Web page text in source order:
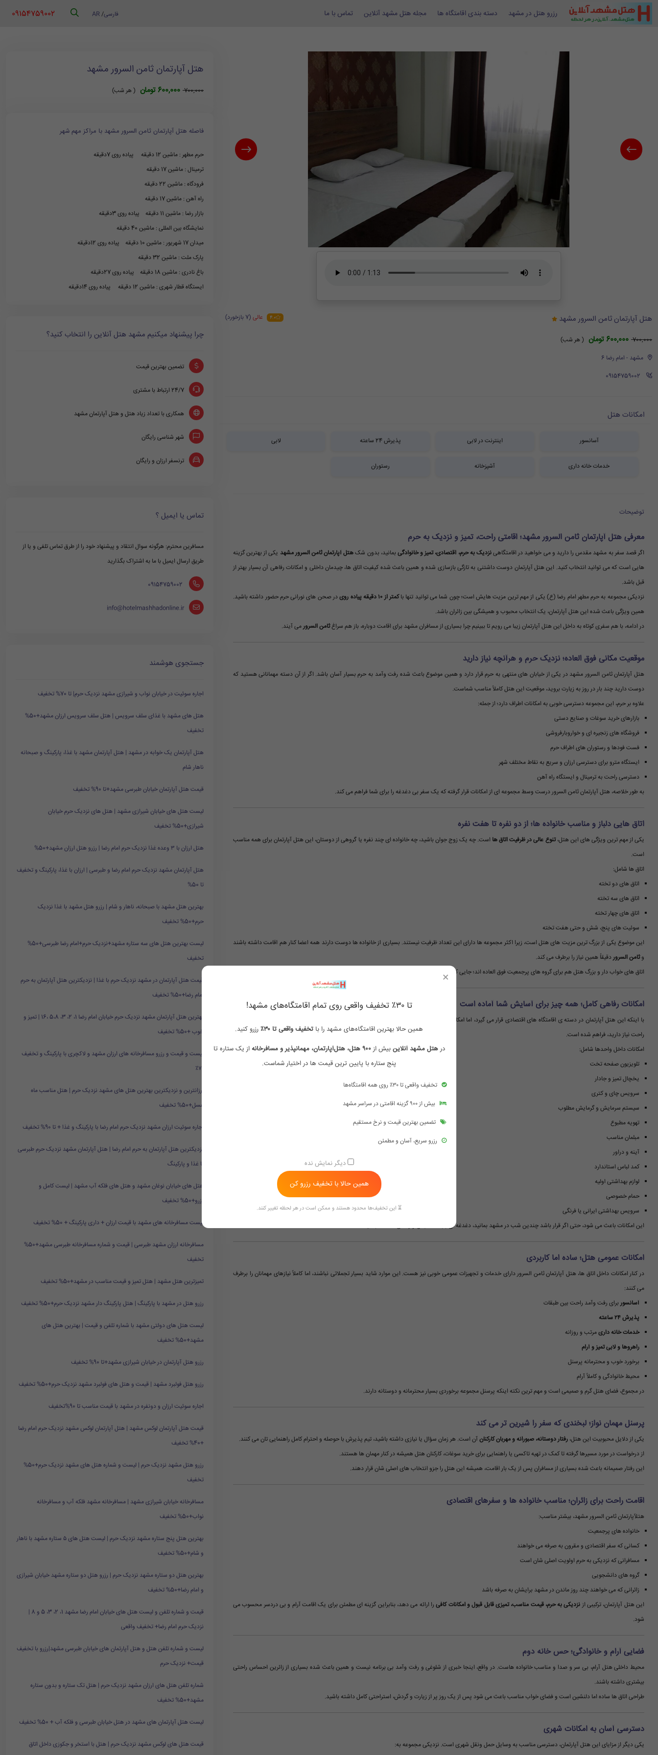
رزرو هتل در مشهد دسته بندی اقامتگاه ها مجله هتل مشهد آنلاین تماس با ما فارسی/
AR
‪ 09154759002
هتل آپارتمان ثامن السرور مشهد
700,000 600,000 تومان
( هر شب)
مشهد - امام رضا 6
‪ 09154759002
4.0 عالی (7 بازخورد)
امکانات هتل
آسانسور اینترنت در لابی پذیرش 24 ساعته لابی
خدمات خانه داری آشپزخانه رستوران
توضیحات
معرفی هتل آپارتمان ثامن السرور مشهد؛ اقامتی راحت، تمیز و نزدیک به حرم
اگر قصد سفر به مشهد مقدس را دارید و می خواهید در اقامتگاهینزدیک به حرم، اقتصادی، تمیز و خانوادگی بمانید، بدون شکهتل آپارتمان ثامن السرور مشهد یکی از بهترین گزینه
هایی است که می توانید انتخاب کنید. این هتل آپارتمان دوست داشتنی به تازگی بازسازی شده و همین باعث شده کیفیت اتاق ها، چیدمان داخلی و امکانات رفاهی آن بسیار بهتر از
قبل باشد.
نزدیکی مجموعه به حرم مطهر امام رضا (ع) یکی از مهم ترین مزیت هایش است؛ چون شما می توانید تنها باکمتر از ۱۰ دقیقه پیاده روی
در صحن های نورانی حرم حضور داشته باشید.
همین ویژگی باعث شده این هتل آپارتمان، یک انتخاب محبوب و همیشگی بین زائران باشد.
در ادامه، با هم سفری کوتاه به داخل این هتل آپارتمان زیبا می رویم تا ببینیم چرا بسیاری از مسافران مشهد برای اقامت دوباره، باز هم سراغثامن السرورمی آیند.
موقعیت مکانی فوق العاده؛ نزدیک حرم و هرآنچه نیاز دارید
هتل آپارتمان ثامن السرور مشهد در یکی از خیابان های منتهی به حرم قرار دارد و همین موضوع باعث شده رفت وآمد به حرم بسیار آسان باشد. اگر از آن دسته مهمانانی هستید که
دوست دارید چند بار در روز به زیارت بروید، موقعیت این هتل کاملاً مناسب شماست.
علاوه بر حرم، این مجموعه دسترسی خوبی به امکانات اطراف دارد؛ از جمله:
بازارهای خرید سوغات و صنایع دستی
فروشگاه های زنجیره ای و خواروبارفروشی
فست فودها و رستوران های اطراف حرم
ایستگاه مترو برای دسترسی ارزان و سریع به نقاط مختلف شهر
دسترسی راحت به ترمینال و ایستگاه راه آهن
به طور خلاصه، هتل آپارتمان ثامن السرور درست وسط مجموعه ای از امکانات قرار گرفته که یک سفر بی دغدغه را برای شما فراهم می کند.
اتاق هایی دلباز و مناسب خانواده ها؛ از دو نفره تا هفت نفره
یکی از مهم ترین ویژگی های این هتل،تنوع عالی در ظرفیت اتاق ها است. چه یک زوج جوان باشید، چه خانواده ای چند نفره یا گروهی از دوستان، این هتل آپارتمان برای همه مناسب
است.
اتاق ها شامل:
اتاق های دو تخته
اتاق های سه تخته
اتاق های چهار تخته
سوئیت های پنج، شش و حتی هفت تخته
این موضوع یکی از بزرگ ترین مزیت های هتل است، زیرا اکثر مجموعه ها دارای این تعداد ظرفیت نیستند. بسیاری از خانواده ها دوست دارند همه اعضا کنار هم اقامت داشته باشند
وثامن السروردقیقاً همین نیاز را برطرف می کند.
اتاق های خواب دار و بزرگ هتل هم برای گروه های پرجمعیت فوق العاده اند؛ جایی که با هم بودن، راحت و لذت بخش تر می شود.
امکانات رفاهی کامل؛ همه چیز برای آسایش شما آماده است
با اینکه این هتل آپارتمان در دسته ی اقامتگاه های اقتصادی قرار می گیرد، اما امکانات رفاهی آن کاملاً استاندارد و مناسب است. در هر اتاق تقریباً تمام چیزهایی که برای یک اقامت
راحت نیاز دارید، فراهم شده است.
امکانات داخل واحدها شامل:
تلویزیون صفحه تخت
یخچال تمیز و جادار
سرویس چای و کتری
سیستم سرمایش و گرمایش مطلوب
تهویه مطبوع
مبلمان مناسب
آینه و دراور
کمد لباس استاندارد
لوازم بهداشتی اولیه
حمام خصوصی
سرویس بهداشتی ایرانی یا فرنگی
این امکانات باعث می شود، حتی اگر قرار باشد چندین شب در مشهد بمانید، دغدغه ای بابت آسایش و راحتی نداشته باشید.
امکانات عمومی هتل؛ ساده اما کاربردی
در کنار امکانات داخل اتاق ها، هتل آپارتمان ثامن السرور دارای خدمات و تجهیزات عمومی خوبی نیز هست. این موارد شاید بسیار تجملاتی نباشند، اما کاملاً نیازهای مهمانان را برطرف
می کنند:
آسانسوربرای رفت وآمد راحت بین طبقات
پذیرش ۲۴ ساعته
خدمات خانه داریمرتب و روزانه
راهروها و لابی تمیز و آرام
برخورد خوب و محترمانه پرسنل
محیط خانوادگی و کاملاً آرام
در مجموع، فضای هتل گرم و صمیمی است و مهم ترین نکته اینکه پرسنل مجموعه برخوردی بسیار محترمانه و دوستانه دارند.
پرسنل مهمان نواز؛ لبخندی که سفر را شیرین تر می کند
یکی از دلایل محبوبیت این هتل، رفتار دوستانه، صبورانه و مهربان کارکنانآن است. هر زمان سؤال یا نیازی داشته باشید، تیم پذیرش با حوصله و احترام کامل راهنمایی تان می کنند.
از درخواست در مورد مسیرها گرفته تا کمک در تهیه تاکسی یا راهنمایی برای خرید سوغات، کارکنان هتل همیشه در کنار مهمان ها هستند.
این رفتار صمیمانه باعث شده بسیاری از مسافران پس از یک بار اقامت، همیشه این هتل را جزو انتخاب های اصلی شان قرار دهند.
اقامت راحت برای زائران؛ مناسب خانواده ها و سفرهای اقتصادی
هتلآپارتمان ثامن السرور مشهد، بیشتر مناسب:
خانواده های پرجمعیت
کسانی که سفر اقتصادی و مقرون به صرفه می خواهند
مسافرانی که نزدیکی به حرم اولویت اصلی شان است
گروه های دانشجویی
زائرانی که می خواهند چند روز ماندن در مشهد برایشان به صرفه باشد
این هتل آپارتمان، ترکیبی ازنزدیکی به حرم، قیمت مناسب، تمیزی قابل قبول و امکانات کافیرا ارائه می دهد، بنابراین گزینه ای مطمئن برای یک اقامت آرام و بی دردسر محسوب می
شود.
فضایی آرام و خانوادگی؛ حس خانه دوم
محیط داخلی هتل آرام، بی سر و صدا و مناسب خانواده هاست. در واقع، اینجا خبری از شلوغی و رفت وآمد بی برنامه نیست و همین باعث شده بسیاری از زائرین احساس راحتی
بیشتری داشته باشند.
طراحی اتاق ها ساده اما دلنشین است و فضای خواب مناسب باعث می شود پس از یک روز پر از زیارت و گردش، استراحتی کامل داشته باشید.
دسترسی آسان به امکانات شهری
یکی دیگر از مزایای این هتل آپارتمان، دسترسی مناسب به وسایل حمل ونقل شهری است. نزدیکی مجموعه به:
هتل آپارتمان ثامن السرور مشهد
700,000 600,000 تومان ( هر شب)
فاصله هتل آپارتمان ثامن السرور مشهد با مراکز مهم شهر
حرم مطهر : ماشین 12 دقیقه پیاده روی 7دقیقه
ترمینال : ماشین 17 دقیقه
فرودگاه : ماشین 22 دقیقه
راه آهن : ماشین 17 دقیقه
بازار رضا : ماشین 11 دقیقه پیاده روی 3دقیقه
نمایشگاه بین المللی : ماشین 40 دقیقه
میدان 17 شهریور : ماشین 10 دقیقه پیاده روی 12دقیقه
پارک ملت : ماشین 32 دقیقه
باغ نادری : ماشین 18 دقیقه پیاده روی 27دقیقه
ایستگاه قطار شهری : ماشین 12 دقیقه پیاده روی 14دقیقه
چرا پیشنهاد میکنیم مشهد هتل آنلاین را انتخاب کنید؟
تضمین بهترین قیمت
24/7 ارتباط با مشتری
همکاری با تعداد زیاد هتل و هتل آپارتمان مشهد
شهر شناسی رایگان
ترنسفر ارزان و رایگان
تماس یا ایمیل ؟
مسافرین محترم: هرگونه سوال انتقاد و پیشنهاد خود را از طرق تماس تلفی و یا از
طریق ارسال ایمیل با ما به اشتراک بگذارید
‪ 09154759002
info@hotelmashhadonline.ir
جستجوی هوشمند
اجاره سوئیت در خیابان نواب و شیرازی مشهد نزدیک حرم| تا 70% تخفیف
هتل های مشهد با غذای سلف سرویس | هتل سلف سرویس ارزان مشهد+50%
تخفیف
هتل آپارتمان یک خوابه در مشهد | هتل آپارتمان مشهد با غذا، پارکینگ و صبحانه
ناهار شام
قیمت هتل آپارتمان خیابان طبرسی مشهد+تا 90% تخفیف
لیست هتل های خیابان شیرازی مشهد | هتل های نزدیک حرم خیابان
شیرازی+50% تخفیف
هتل ارزان با ۳ وعده غذا نزدیک حرم امام رضا | رزرو هتل ارزان مشهد+50%
هتل آپارتمان مشهد نزدیک حرم امام رضا و طبرسی | ارزان با غذا، پارکینگ و تخفیف
تا 50%
بهترین هتل مشهد با صبحانه، ناهار و شام | رزرو هتل مشهد با غذا نزدیک
حرم+50% تخفیف
لیست بهترین هتل های سه ستاره مشهد+نزدیک حرم+امام رضا طبرسی+50%
تخفیف
قیمت هتل آپارتمان در مشهد نزدیک حرم با غذا | نزدیکترین هتل آپارتمان به حرم
امام رضا+50% تخفیف
بهترین هتل آپارتمان مشهد نزدیک حرم خیابان امام رضا 1، 2، 3، 5،8 ،16 | تمیز و
خوب +50% تخفیف
لیست و قیمت و رزرو مسافرخانه های ارزان مشهد و لاکچری با پارکینگ و تخفیف
۷۰٪
ارزانترین و نزدیکترین بهترین هتل های مشهد نزدیک حرم | هتل مناسب ماه
عسل+50% تخفیف
اجاره سوئیت ارزان مشهد نزدیک حرم امام رضا با پارکینگ و غذا + تا 90% تخفیف
نزدیکترین هتل آپارتمان به حرم امام رضا | هتل آپارتمان مشهد نزدیک حرم طبرسی
با غذا و پارکینگ
هتل های خیابان نوغان مشهد و هتل های فلکه آب مشهد | لیست کامل و
رزرو+50% تخفیف
لیست مسافرخانه های مشهد با قیمت ارزان + داری پارکینگ + 50% تخفیف
مسافرخانه ارزان مشهد طبرسی | قیمت و شماره مسافرخانه طبرسی مشهد+50%
تخفیف
تمیزترین هتل مشهد | هتل تمیز و قیمت مناسب در مشهد+50% تخفیف
رزرو هتل در مشهد با پارکینگ | هتل پارکینگ دار مشهد نزدیک حرم+50% تخفیف
لیست هتل های دولتی مشهد با شماره تلفن و قیمت | بهترین هتل های
مشهد+50% تخفیف
رزرو هتل آپارتمان در خیابان شیرازی مشهد+تا 90% تخفیف
رزرو هتل فولبرد مشهد | قیمت و هتل های فولبرد مشهد نزدیک حرم+50% تخفیف
اجاره سوئیت ارزان و دونفره در مشهد با قیمت مناسب تا 90%تخفیف
قیمت هتل آپارتمان لوکس مشهد | هتل آپارتمان لوکس مشهد نزدیک حرم امام رضا
+40% تخفیف
رزرو هتل مشهد نزدیک حرم | لیست و شماره هتل های مشهد نزدیک حرم+50%
تخفیف
مسافرخانه خیابان شیرازی مشهد | مسافرخانه مشهد فلکه آب و مسافرخانه
نواب+50% تخفیف
بهترین هتل پنج ستاره مشهد نزدیک حرم | لیست هتل های ۵ ستاره مشهد با ناهار
و شام+50% تخفیف
بهترین هتل دو ستاره مشهد نزدیک حرم | رزرو هتل دو ستاره مشهد خیابان شیرازی
و امام رضا+50% تخفیف
قیمت و شماره تلفن و لیست هتل های خیابان امام رضا مشهد 1، 2، 3، 5 و 8 |
نزدیک حرم امام رضا+ تخفیف واقعی
لیست و شماره تلفن هتل و هتل آپارتمان های خیابان طبرسی مشهد|رزرو با تخفیف
قیمت+ نزدیک حرم
شماره تلفن هتل های ارزان مشهد نزدیک حرم | هتل تک ستاره و بدون ستاره
مشهد+50% تخفیف
لیست هتل آپارتمان های مشهد در هتل خیابان طبرسی و فلکه آب + 50% تخفیف
قیمت هتل های لوکس مشهد نزدیک حرم | هتل با استخر و جکوزی داخل اتاق
×
تا ۳۰٪ تخفیف واقعی روی تمام اقامتگاه‌های مشهد!
همین حالا بهترین اقامتگاه‌های مشهد را با تخفیف واقعی تا ۳۰٪
رزرو کنید.
درهتل مشهد آنلاین بیش از۹۰۰ هتل، هتل‌آپارتمان، مهمانپذیر و مسافرخانه
از یک ستاره تا
پنج ستاره با پایین ترین قیمت ها در اختیار شماست.
تخفیف واقعی تا ۳۰٪ روی همه اقامتگاه‌ها
بیش از ۹۰۰ گزینه اقامتی در سراسر مشهد
تضمین بهترین قیمت و نرخ مستقیم
رزرو سریع، آسان و مطمئن
دیگر نمایش نده
همین حالا با تخفیف رزرو کن
⏳ این تخفیف‌ها محدود هستند و ممکن است در هر لحظه تغییر کنند.